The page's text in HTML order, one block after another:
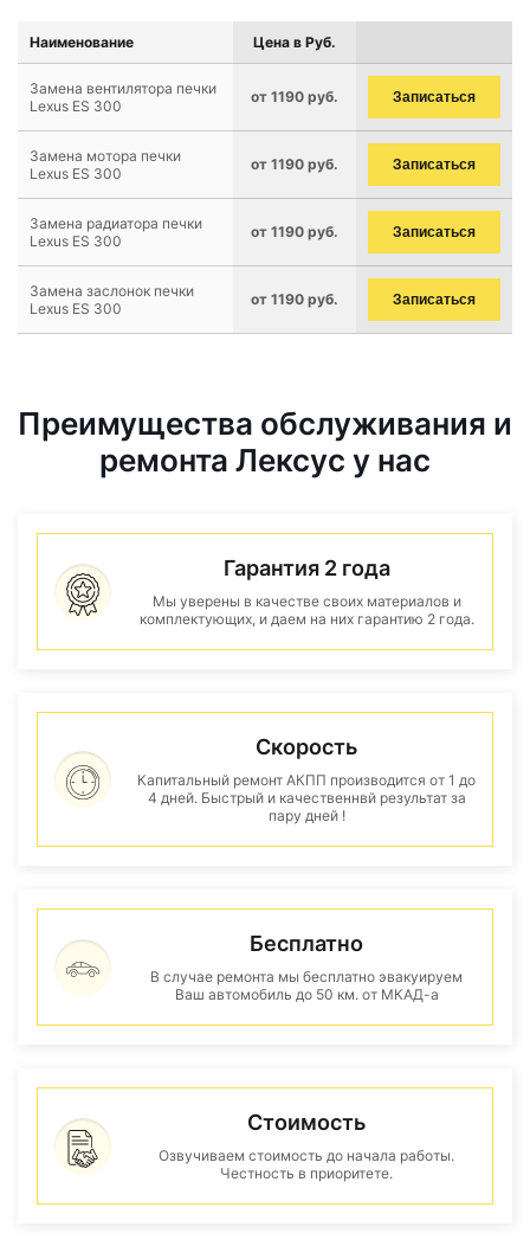
Наименование Цена в Руб.
Замена вентилятора печки
Lexus ES 300
от 1190 руб. Записаться
Замена мотора печки
Lexus ES 300
от 1190 руб. Записаться
Замена радиатора печки
Lexus ES 300
от 1190 руб. Записаться
Замена заслонок печки
Lexus ES 300
от 1190 руб. Записаться
Преимущества обслуживания и
ремонта Лексус у нас
Гарантия 2 года
Мы уверены в качестве своих материалов и
комплектующих, и даем на них гарантию 2 года.
Скорость
Капитальный ремонт АКПП производится от 1 до
4 дней. Быстрый и качественнвй результат за
пару дней !
Бесплатно
В случае ремонта мы бесплатно эвакуируем
Ваш автомобиль до 50 км. от МКАД-а
Стоимость
Озвучиваем стоимость до начала работы.
Честность в приоритете.